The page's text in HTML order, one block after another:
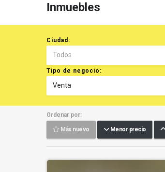
Inmuebles
Ciudad:
Todos
Tipo de negocio:
Venta
Ordenar por:
Más nuevo Menor precio